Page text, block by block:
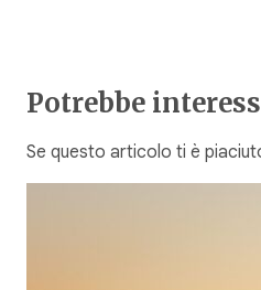
Potrebbe
Se questo articolo ti è